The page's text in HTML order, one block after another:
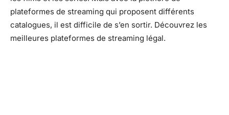
plateformes de streaming qui proposent différents
catalogues, il est difficile de s’en sortir. Découvrez les
meilleures plateformes de streaming légal.